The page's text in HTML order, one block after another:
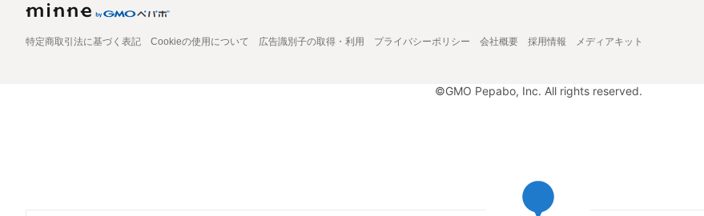
特定商取引法に基づく表記 Cookieの使用について 広告識別子の取得・利用 プライバシーポリシー 会社概要 採用情報 メディアキット
©GMO Pepabo, Inc. All rights reserved.